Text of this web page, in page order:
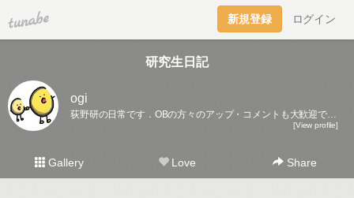
tuna.be 新規登録 ログイン
研究生日記
ogi
荻野研の日常です．OBの方々のアップ・コメントも大歓迎です♪
[View profile]
Gallery Love Share